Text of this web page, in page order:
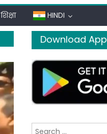
शिक्षा HINDI
Download App
Search